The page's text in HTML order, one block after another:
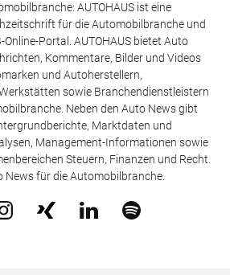
AUTOHAUS ist eine
für die Automobilbranche und
Portal. AUTOHAUS bietet Auto
Kommentare, Bilder und Videos
und Autoherstellern,
sowie Branchendienstleistern
Neben den Auto News gibt
Marktdaten und
Management-Informationen sowie
Steuern, Finanzen und Recht.
News für die Automobilbranche.